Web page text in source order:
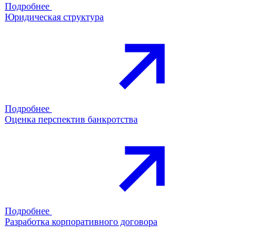
Подробнее
Юридическая структура
Подробнее
Оценка перспектив банкротства
Подробнее
Разработка корпоративного договора